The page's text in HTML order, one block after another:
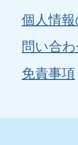
個人情
問い合
免責事項